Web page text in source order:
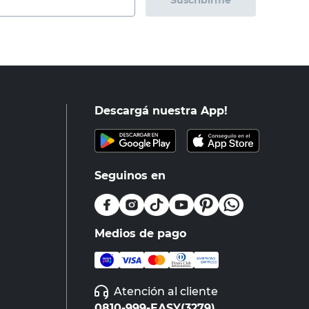
Descargá nuestra App!
Seguinos en
Medios de pago
Atención al cliente